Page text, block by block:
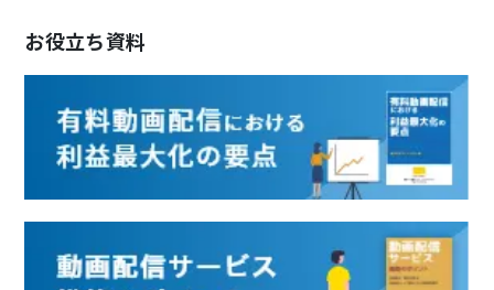
お役立ち資料